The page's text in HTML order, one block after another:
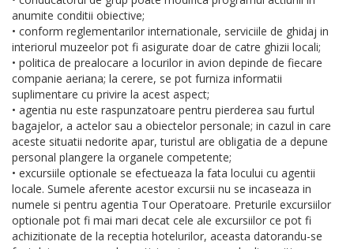
anumite conditii obiective;
• conform reglementarilor internationale, serviciile de ghidaj in
interiorul muzeelor pot fi asigurate doar de catre ghizii locali;
• politica de prealocare a locurilor in avion depinde de fiecare
companie aeriana; la cerere, se pot furniza informatii
suplimentare cu privire la acest aspect;
• agentia nu este raspunzatoare pentru pierderea sau furtul
bagajelor, a actelor sau a obiectelor personale; in cazul in care
aceste situatii nedorite apar, turistul are obligatia de a depune
personal plangere la organele competente;
• excursiile optionale se efectueaza la fata locului cu agentii
locale. Sumele aferente acestor excursii nu se incaseaza in
numele si pentru agentia Tour Operatoare. Preturile excursiilor
optionale pot fi mai mari decat cele ale excursiilor ce pot fi
achizitionate de la receptia hotelurilor, aceasta datorandu-se